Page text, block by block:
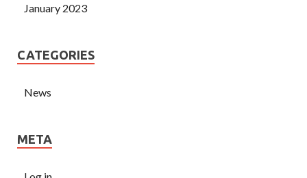
January 2023
CATEGORIES
News
META